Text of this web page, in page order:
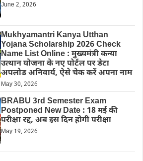
June 2, 2026
Mukhyamantri Kanya Utthan
Yojana Scholarship 2026 Check
Name List Online : मुख्यमंत्री कन्या
उत्थान योजना के नए पोर्टल पर डेटा
अपलोड अनिवार्य, ऐसे चेक करें अपना नाम
May 30, 2026
BRABU 3rd Semester Exam
Postponed New Date : 18 मई की
परीक्षा रद्द, अब इस दिन होगी परीक्षा
May 19, 2026